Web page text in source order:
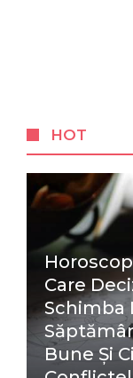
HOT
Care
Schimba
Bune Și